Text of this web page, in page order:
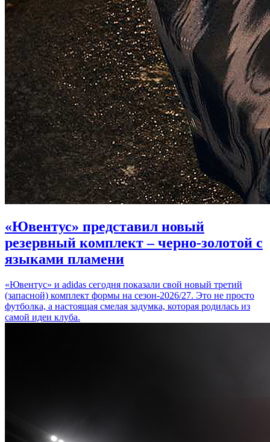
«Ювентус» представил новый
резервный комплект – черно-золотой с
языками пламени
«Ювентус» и adidas сегодня показали свой новый третий
(запасной) комплект формы на сезон-2026/27. Это не просто
футболка, а настоящая смелая задумка, которая родилась из
самой идеи клуба.